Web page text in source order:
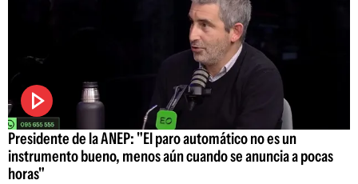
Presidente de la ANEP: "El paro automático no es un
instrumento bueno, menos aún cuando se anuncia a pocas
horas"